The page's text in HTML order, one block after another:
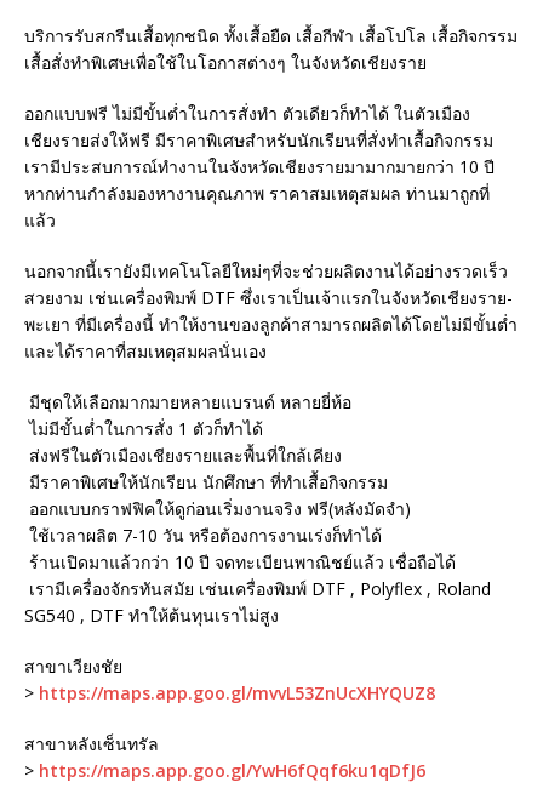
บริการรับสกรีนเสื้อทุกชนิด ทั้งเสื้อยืด เสื้อกีฬา เสื้อโปโล เสื้อกิจกรรม
เสื้อสั่งทำพิเศษเพื่อใช้ในโอกาสต่างๆ ในจังหวัดเชียงราย
ออกแบบฟรี ไม่มีขั้นต่ำในการสั่งทำ ตัวเดียวก็ทำได้ ในตัวเมือง
เชียงรายส่งให้ฟรี มีราคาพิเศษสำหรับนักเรียนที่สั่งทำเสื้อกิจกรรม
เรามีประสบการณ์ทำงานในจังหวัดเชียงรายมามากมายกว่า 10 ปี
หากท่านกำลังมองหางานคุณภาพ ราคาสมเหตุสมผล ท่านมาถูกที่
แล้ว
นอกจากนี้เรายังมีเทคโนโลยีใหม่ๆที่จะช่วยผลิตงานได้อย่างรวดเร็ว
สวยงาม เช่นเครื่องพิมพ์ DTF ซึ่งเราเป็นเจ้าแรกในจังหวัดเชียงราย-
พะเยา ที่มีเครื่องนี้ ทำให้งานของลูกค้าสามารถผลิตได้โดยไม่มีขั้นต่ำ
และได้ราคาที่สมเหตุสมผลนั่นเอง
มีชุดให้เลือกมากมายหลายแบรนด์ หลายยี่ห้อ
ไม่มีขั้นต่ำในการสั่ง 1 ตัวก็ทำได้
ส่งฟรีในตัวเมืองเชียงรายและพื้นที่ใกล้เคียง
มีราคาพิเศษให้นักเรียน นักศึกษา ที่ทำเสื้อกิจกรรม
ออกแบบกราฟฟิคให้ดูก่อนเริ่มงานจริง ฟรี(หลังมัดจำ)
ใช้เวลาผลิต 7-10 วัน หรือต้องการงานเร่งก็ทำได้
ร้านเปิดมาแล้วกว่า 10 ปี จดทะเบียนพาณิชย์แล้ว เชื่อถือได้
เรามีเครื่องจักรทันสมัย เช่นเครื่องพิมพ์ DTF , Polyflex , Roland
SG540 , DTF ทำให้ต้นทุนเราไม่สูง
สาขาเวียงชัย
> https://maps.app.goo.gl/mvvL53ZnUcXHYQUZ8
สาขาหลังเซ็นทรัล
> https://maps.app.goo.gl/YwH6fQqf6ku1qDfJ6